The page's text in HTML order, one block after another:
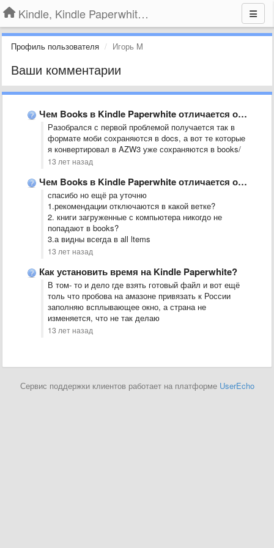
Kindle, Kindle Paperwhite, Kindle Voyage
Профиль пользователя Игорь M
Ваши комментарии
Чем Books в Kindle Paperwhite отличается от Docs?
Разобрался с первой проблемой получается так в
формате моби сохраняются в docs, а вот те которые
я конвертировал в AZW3 уже сохраняются в books/
13 лет назад
Чем Books в Kindle Paperwhite отличается от Docs?
спасибо но ещё ра уточню
1.рекомендации отключаются в какой ветке?
2. книги загруженные с компьютера никогдо не
попадают в books?
3.а видны всегда в all ltems
13 лет назад
Как установить время на Kindle Paperwhite?
В том- то и дело где взять готовый файл и вот ещё
толь что пробова на амазоне привязать к России
заполняю всплывающее окно, а страна не
изменяется, что не так делаю
13 лет назад
Сервис поддержки клиентов работает на платформе UserEcho